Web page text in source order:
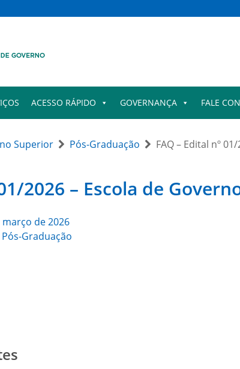
ACESSO RÁPIDO GOVERNANÇA FALE
Superior Pós-Graduação FAQ – Edital nº
2026 – Escola de
março de 2026
Pós-Graduação